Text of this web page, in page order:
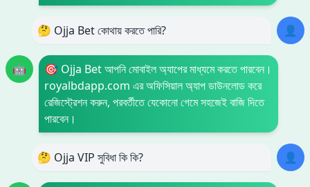
🤔 Ojja Bet কোথায় করতে পারি? 👤
🤖
🎯 Ojja Bet আপনি মোবাইল অ্যাপের মাধ্যমে করতে পারবেন।
royalbdapp.com এর অফিসিয়াল অ্যাপ ডাউনলোড করে
রেজিস্ট্রেশন করুন, পরবর্তীতে যেকোনো গেমে সহজেই বাজি দিতে
পারবেন।
🤔 Ojja VIP সুবিধা কি কি? 👤